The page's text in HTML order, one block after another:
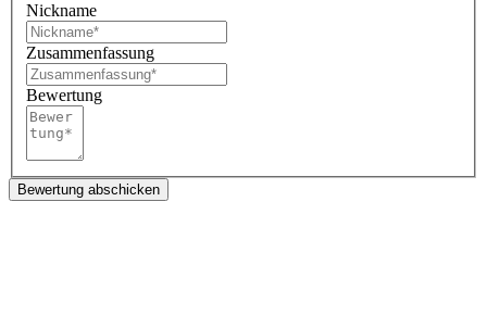
Nickname
Zusammenfassung
Bewertung
Bewertung abschicken